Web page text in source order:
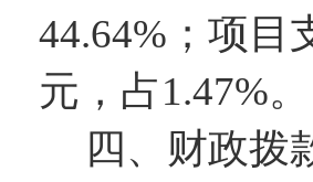
44.64%；项目
元，占1.47%。
四、财政拨